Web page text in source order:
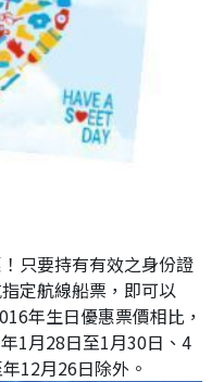
只要持有有效之身份證
定航線船票，即可以
年生日優惠票價相比，
1月28日至1月30日、4
12月26日除外。